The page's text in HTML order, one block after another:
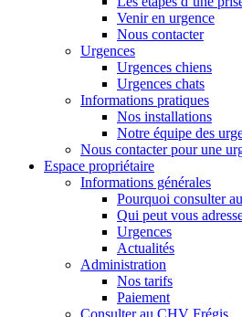
Venir en urgence
Nous contacter
Urgences
Urgences chiens
Urgences chats
Informations pratiques
Nos installations
Notre équipe des
Nous contacter pour une
Espace propriétaire
Informations générales
Pourquoi consulter
Qui peut vous
Urgences
Actualités
Administration
Nos tarifs
Paiement
Consulter au CHV Frégis